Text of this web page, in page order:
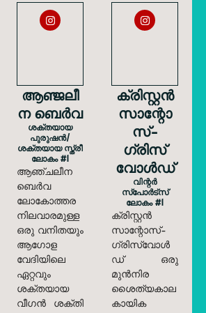
ആഞ്ജലീ
ന ബെർവ
ശക്തയായ
പുരുഷൻ/
ശക്തയായ സ്ത്രീ
ലോകം #1
ആഞ്ചലീന
ബെർവ
ലോകോത്തര
നിലവാരമുള്ള
ഒരു വനിതയും
ആഗോള
വേദിയിലെ
ഏറ്റവും
ശക്തയായ
വീഗൻ ശക്തി
ക്രിസ്റ്റൻ
സാന്റോ
സ്-
ഗ്രിസ്‌
വോൾഡ്
വിന്റർ
സ്പോർട്സ്
ലോകം #1
ക്രിസ്റ്റൻ
സാന്റോസ്-
ഗ്രിസ്‌വോൾ
ഡ് ഒരു
മുൻനിര
ശൈത്യകാല
കായിക